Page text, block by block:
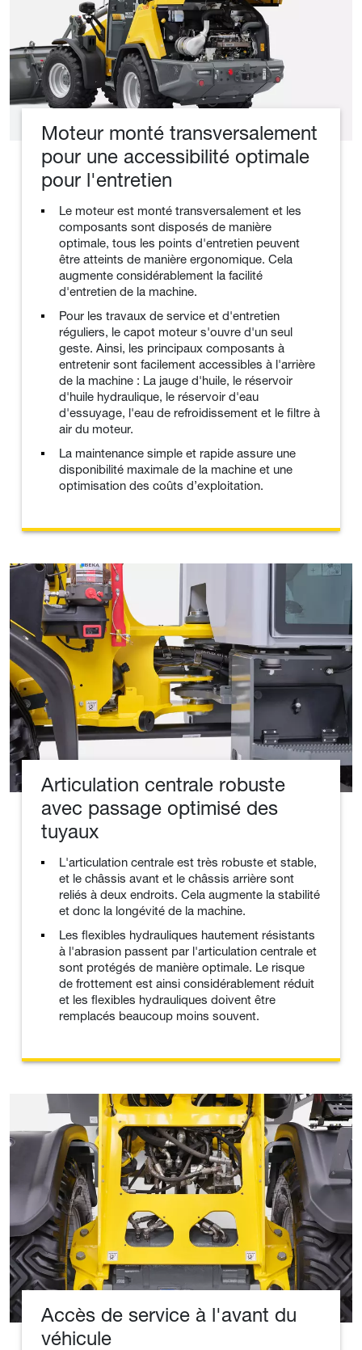
Moteur monté transversalement
pour une accessibilité optimale
pour l'entretien
Le moteur est monté transversalement et les
composants sont disposés de manière
optimale, tous les points d'entretien peuvent
être atteints de manière ergonomique. Cela
augmente considérablement la facilité
d'entretien de la machine.
Pour les travaux de service et d'entretien
réguliers, le capot moteur s'ouvre d'un seul
geste. Ainsi, les principaux composants à
entretenir sont facilement accessibles à l'arrière
de la machine : La jauge d'huile, le réservoir
d'huile hydraulique, le réservoir d'eau
d'essuyage, l'eau de refroidissement et le filtre à
air du moteur.
La maintenance simple et rapide assure une
disponibilité maximale de la machine et une
optimisation des coûts d’exploitation.
Articulation centrale robuste
avec passage optimisé des
tuyaux
L'articulation centrale est très robuste et stable,
et le châssis avant et le châssis arrière sont
reliés à deux endroits. Cela augmente la stabilité
et donc la longévité de la machine.
Les flexibles hydrauliques hautement résistants
à l'abrasion passent par l'articulation centrale et
sont protégés de manière optimale. Le risque
de frottement est ainsi considérablement réduit
et les flexibles hydrauliques doivent être
remplacés beaucoup moins souvent.
Accès de service à l'avant du
véhicule